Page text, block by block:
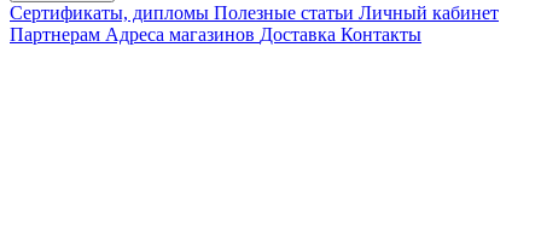
Сертификаты, дипломы Полезные статьи Личный кабинет
Партнерам Адреса магазинов Доставка Контакты